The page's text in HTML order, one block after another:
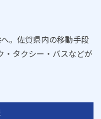
。佐賀県内の移動手段
・タクシー・バスなどが